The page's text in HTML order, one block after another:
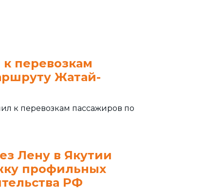
перевозкам
Жатай-
к перевозкам пассажиров по
Лену в Якутии
профильных
РФ